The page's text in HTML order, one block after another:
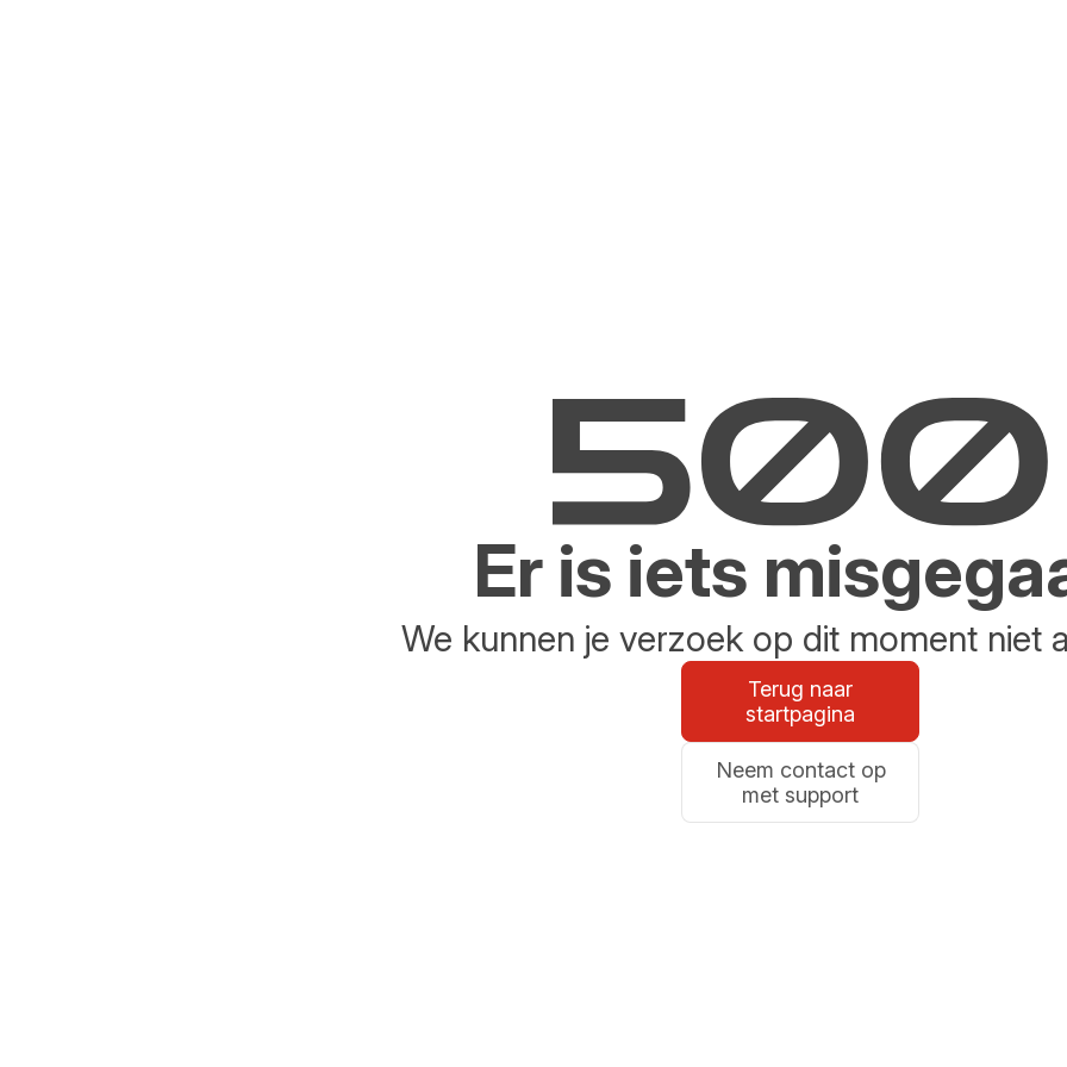
Er is iets
We kunnen je verzoek op dit moment niet
Terug naar
startpagina
Neem contact op
met support